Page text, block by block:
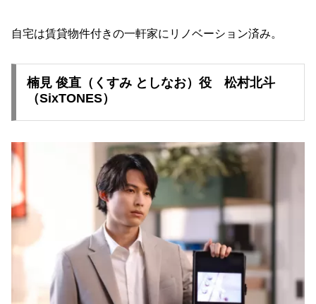
自宅は賃貸物件付きの一軒家にリノベーション済み。
楠見 俊直（くすみ としなお）役 松村北斗
（SixTONES）